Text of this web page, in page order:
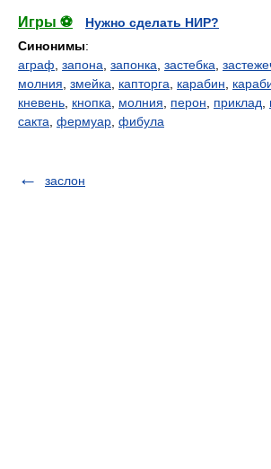
Игры ⚽
Нужно сделать НИР?
Синонимы:
аграф запона запонка застебка
молния змейка капторга карабин
кневень кнопка молния перон приклад
сакта фермуар фибула
заслон